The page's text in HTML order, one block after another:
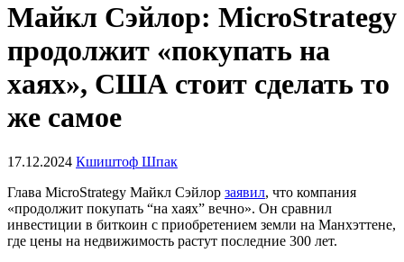
Майкл Сэйлор: MicroStrategy
продолжит «покупать на
хаях», США стоит сделать то
же самое
17.12.2024 Кшиштоф Шпак
Глава MicroStrategy Майкл Сэйлор заявил, что компания
«продолжит покупать “на хаях” вечно». Он сравнил
инвестиции в биткоин с приобретением земли на Манхэттене,
где цены на недвижимость растут последние 300 лет.